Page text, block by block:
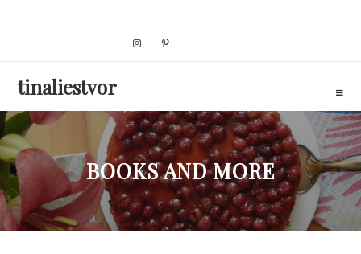
tinaliestvor
BOOKS AND MORE